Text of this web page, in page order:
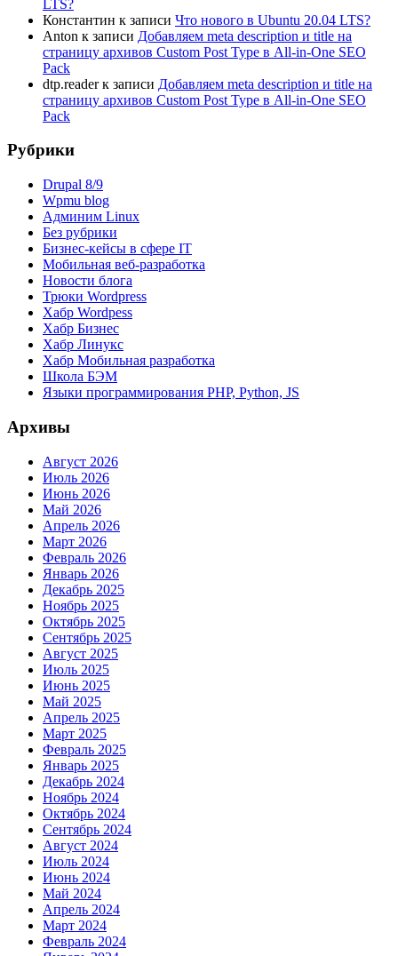
LTS?
Константин к записи Что нового в Ubuntu 20.04 LTS?
Anton к записи Добавляем meta description и title на
страницу архивов Custom Post Type в All-in-One SEO
Pack
dtp.readerк записи Добавляем meta description и title на
страницу архивов Custom Post Type в All-in-One SEO
Pack
Рубрики
Drupal 8/9
Wpmu blog
Админим Linux
Без рубрики
Бизнес-кейсы в сфере IT
Мобильная веб-разработка
Новости блога
Трюки Wordpress
Хабр Wordpess
Хабр Бизнес
Хабр Линукс
Хабр Мобильная разработка
Школа БЭМ
Языки программирования PHP, Python, JS
Архивы
Август 2026
Июль 2026
Июнь 2026
Май 2026
Апрель 2026
Март 2026
Февраль 2026
Январь 2026
Декабрь 2025
Ноябрь 2025
Октябрь 2025
Сентябрь 2025
Август 2025
Июль 2025
Июнь 2025
Май 2025
Апрель 2025
Март 2025
Февраль 2025
Январь 2025
Декабрь 2024
Ноябрь 2024
Октябрь 2024
Сентябрь 2024
Август 2024
Июль 2024
Июнь 2024
Май 2024
Апрель 2024
Март 2024
Февраль 2024